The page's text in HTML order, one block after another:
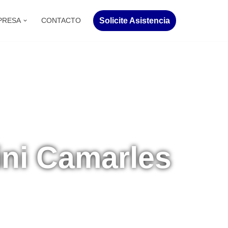
CONTACTO Solicite Asistencia
Camarles